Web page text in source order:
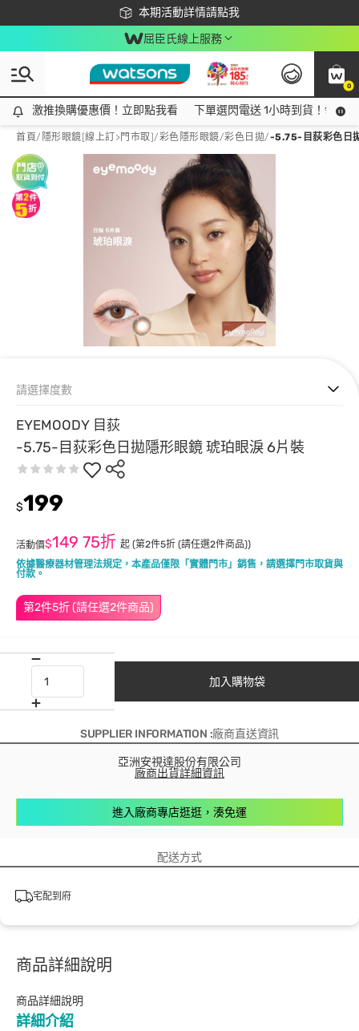
本期活動詳情請點我
下載app最高回饋$350
屈臣氏線上服務
0
激推換購優惠價！立即點我看
激推換購優惠價！立即點我看 下單選閃電送 1小時到貨！領神
首頁/ 隱形眼鏡[線上訂>門市取]/彩色隱形眼鏡/彩色日拋/-5.75-目荻彩色日
EYEMOODY 目荻
-5.75-目荻彩色日拋隱形眼鏡 琥珀眼淚 6片裝
依據醫療器材管理法規定，本產品僅限「實體門市」銷售，請選擇門市取貨與
付款。
第2件5折 (請任選2件商品)
$199
活動價$149 75折 起 (第2件5折 (請任選2件商品))
請選擇度數
加入購物袋
SUPPLIER INFORMATION :廠商直送資訊
亞洲安視達股份有限公司
廠商出貨詳細資訊
進入廠商專店逛逛，湊免運
配送方式
宅配到府
商品詳細說明
商品詳細說明
詳細介紹